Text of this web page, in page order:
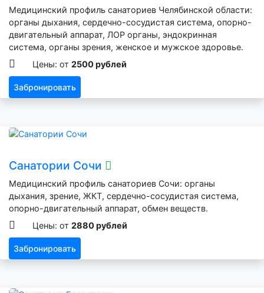
Медицинский профиль санаториев Челябинской области:
органы дыхания, сердечно-сосудистая система, опорно-
двигательный аппарат, ЛОР органы, эндокринная
система, органы зрения, женское и мужское здоровье.
Цены: от 2500 рублей
Забронировать
Санатории Сочи
Медицинский профиль санаториев Сочи: органы
дыхания, зрение, ЖКТ, сердечно-сосудистая система,
опорно-двигательный аппарат, обмен веществ.
Цены: от 2880 рублей
Забронировать